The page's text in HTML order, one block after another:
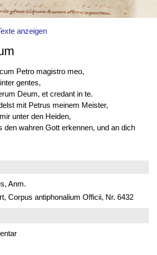
anzeigen
Petro magistro meo,
gentes,
Deum, et credant in te.
mit Petrus meinem Meister,
unter den Heiden,
den wahren Gott erkennen, und an dich
Anm.
Corpus antiphonalium Officii, Nr. 6432